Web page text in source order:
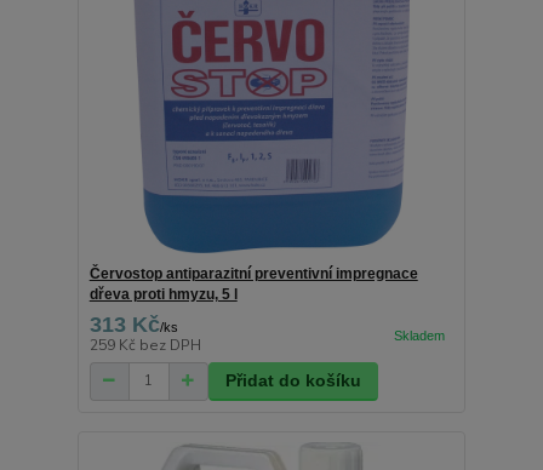
Červostop antiparazitní preventivní impregnace
dřeva proti hmyzu, 5 l
313 Kč/ks
259 Kč bez DPH
Přidat do košíku